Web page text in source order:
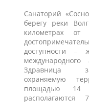
Санаторий
берегу реки
километрах
доступности –
Здравница
охраняемую
площадью 14